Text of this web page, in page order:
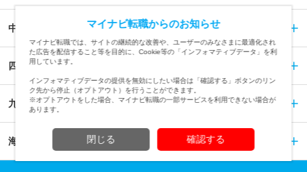
中国
四国
九州
海外
マイナビ転職からのお知らせ
マイナビ転職では、サイトの継続的な改善や、ユーザーのみなさまに最適化され
た広告を配信すること等を目的に、Cookie等の「インフォマティブデータ」を利
用しています。
インフォマティブデータの提供を無効にしたい場合は「確認する」ボタンのリン
ク先から停止（オプトアウト）を行うことができます。
※オプトアウトをした場合、マイナビ転職の一部サービスを利用できない場合が
あります。
閉じる 確認する